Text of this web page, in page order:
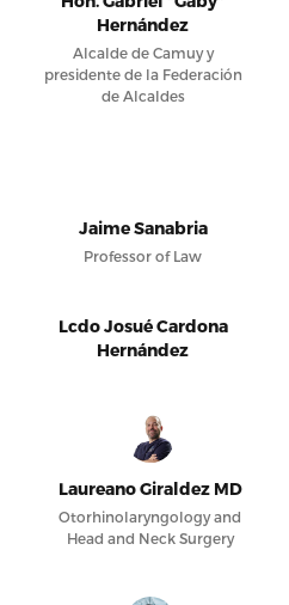
Hernández
Alcalde de Camuy y
presidente de la Federación
de Alcaldes
Jaime Sanabria
Professor of Law
Lcdo Josué Cardona
Hernández
Laureano Giraldez MD
Otorhinolaryngology and
Head and Neck Surgery